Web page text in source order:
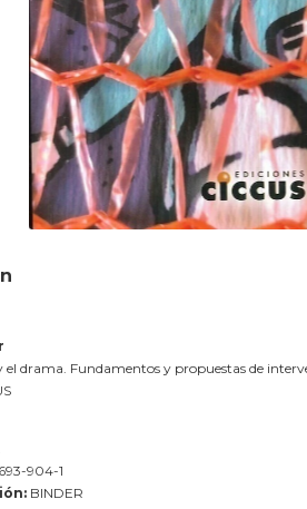
drama. Fundamentos y propuestas de
904-1
BINDER